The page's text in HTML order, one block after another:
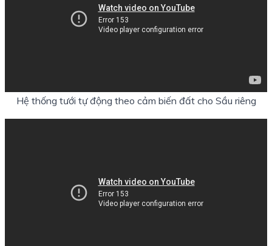
Hệ thống tưới tự động theo cảm biến đất cho Sầu riêng